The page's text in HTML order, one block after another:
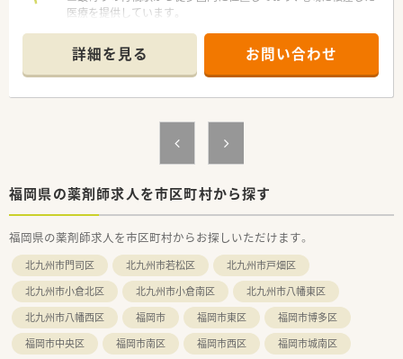
医療を提供しています。
120枚を応需します。
■薬剤師は現在常勤2名体制で、事務スタッフと協力しながら業
務を進めています。
■地域医療への貢献と将来を見据えた体制強化のため、新たに仲
■在宅医療に意欲があり、患者様やそのご家族に寄り添った対応
【法人特徴について】
■地域に密着した1店舗のみの経営で、転勤の心配なく腰を据え
て長く働けます。
■健康や介護など、薬以外の相談も気軽にできる「かかりつけ薬
局」を目指しています。
■元MRの代表が開業した薬局で、医薬品に関する深い知見のも
とで働くことができます。
詳細を見る お問い合わせ
福岡県の薬剤師求人を市区町村から探す
福岡県の薬剤師求人を市区町村からお探しいただけます。
北九州市門司区 北九州市若松区
北九州市戸畑区
北九州市小倉北区
北九州市小倉南区
北九州市八幡東区
北九州市八幡西区
福岡市 福岡市東区
福岡市博多区
福岡市中央区
福岡市南区 福岡市西区
福岡市城南区